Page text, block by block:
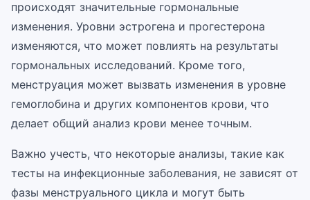
происходят значительные гормональные
изменения. Уровни эстрогена и прогестерона
изменяются, что может повлиять на результаты
гормональных исследований. Кроме того,
менструация может вызвать изменения в уровне
гемоглобина и других компонентов крови, что
делает общий анализ крови менее точным.
Важно учесть, что некоторые анализы, такие как
тесты на инфекционные заболевания, не зависят от
фазы менструального цикла и могут быть